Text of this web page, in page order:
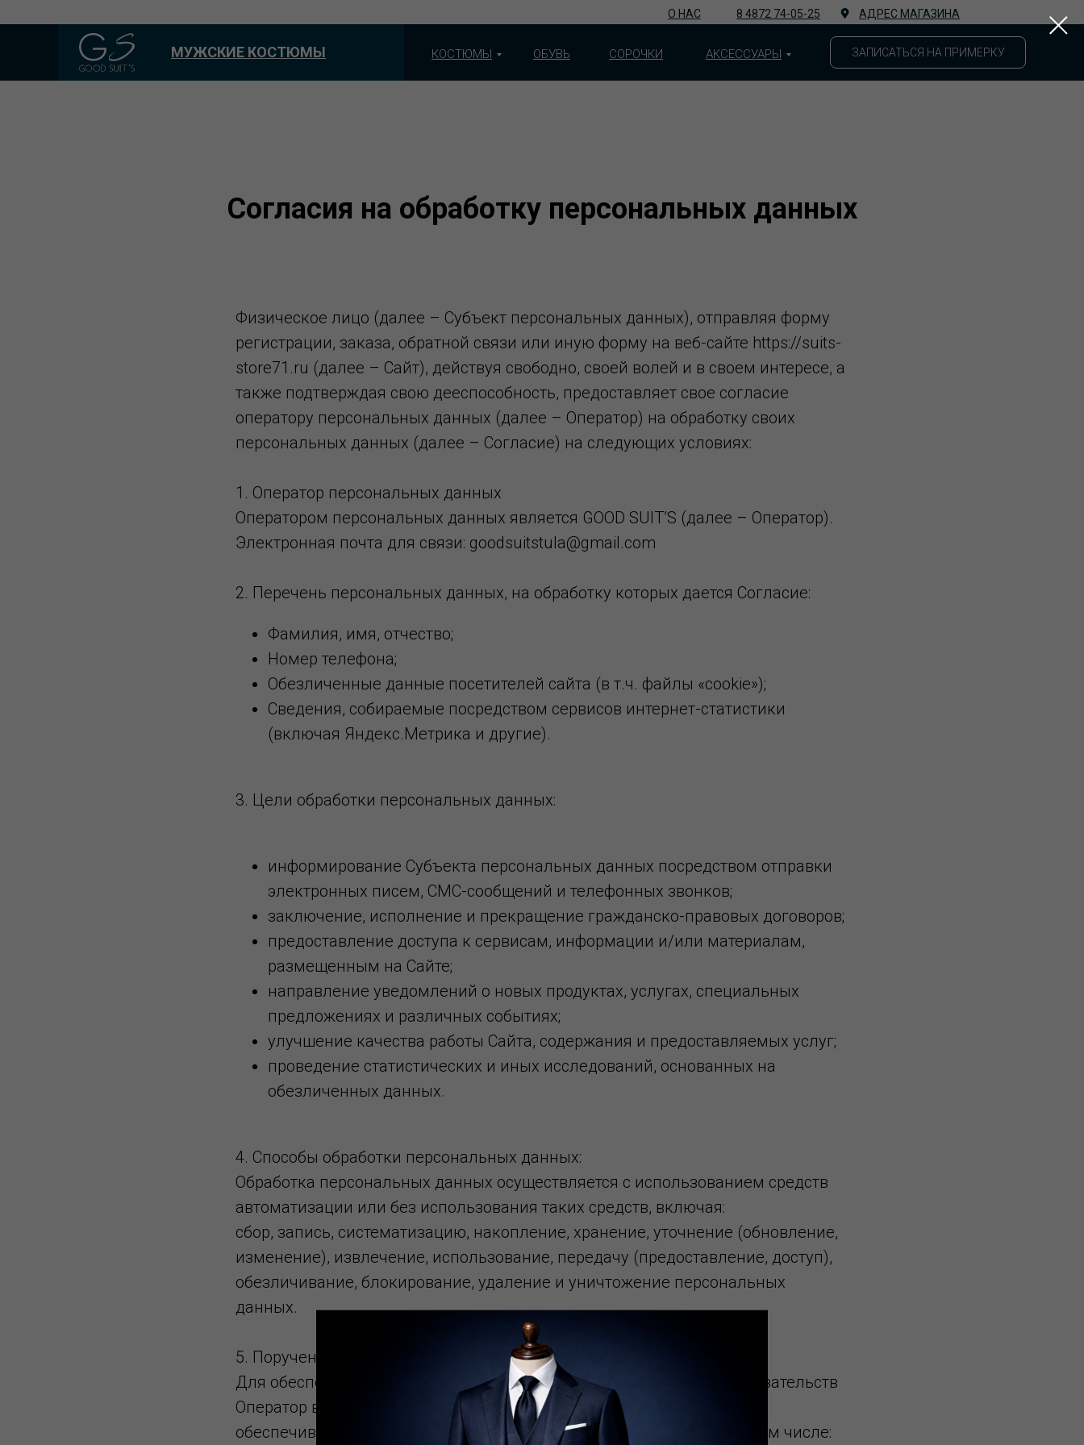
ОБУВЬ
МУЖСКИЕ КОСТЮМЫ СОРОЧКИ АКСЕССУАРЫ ЗАПИСАТЬСЯ НА ПРИМЕРКУ
8 4872 74-05-25 АДРЕС МАГАЗИНА
О НАС
КОСТЮМЫ
Согласия на обработку персональных данных
Физическое лицо (далее ­– Субъект персональных данных), отправляя форму
регистрации, заказа, обратной связи или иную форму на веб-сайте https://suits-
store71.ru (далее – Сайт), действуя свободно, своей волей и в своем интересе, а
также подтверждая свою дееспособность, предоставляет свое согласие
оператору персональных данных (далее – Оператор) на обработку своих
персональных данных (далее – Согласие) на следующих условиях:
1. Оператор персональных данных
Оператором персональных данных является GOOD SUIT’S (далее – Оператор).
Электронная почта для связи: goodsuitstula@gmail.com
2. Перечень персональных данных, на обработку которых дается Согласие:
Фамилия, имя, отчество;
Номер телефона;
Обезличенные данные посетителей сайта (в т.ч. файлы «cookie»);
Сведения, собираемые посредством сервисов интернет-статистики
(включая Яндекс.Метрика и другие).
3. Цели обработки персональных данных:
информирование Субъекта персональных данных посредством отправки
электронных писем, СМС-сообщений и телефонных звонков;
заключение, исполнение и прекращение гражданско-правовых договоров;
предоставление доступа к сервисам, информации и/или материалам,
размещенным на Сайте;
направление уведомлений о новых продуктах, услугах, специальных
предложениях и различных событиях;
улучшение качества работы Сайта, содержания и предоставляемых услуг;
проведение статистических и иных исследований, основанных на
обезличенных данных.
4. Способы обработки персональных данных:
Обработка персональных данных осуществляется с использованием средств
автоматизации или без использования таких средств, включая:
сбор, запись, систематизацию, накопление, хранение, уточнение (обновление,
изменение), извлечение, использование, передачу (предоставление, доступ),
обезличивание, блокирование, удаление и уничтожение персональных
данных.
5. Поручение обработки персональных данных:
Для обеспечения функционирования Сайта и выполнения своих обязательств
Оператор вправе поручить обработку персональных данных лицам,
обеспечивающим техническое сопровождение сайта и сервисов, в том числе: